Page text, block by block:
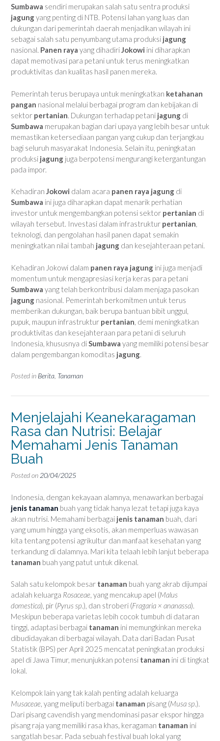
Sumbawa sendiri merupakan salah satu sentra produksi
jagungyang penting di NTB. Potensi lahan yang luas dan
dukungan dari pemerintah daerah menjadikan wilayah ini
sebagai salah satu penyumbang utama produksi jagung
nasional. Panen raya yang dihadiriJokowi ini diharapkan
dapat memotivasi para petani untuk terus meningkatkan
produktivitas dan kualitas hasil panen mereka.
Pemerintah terus berupaya untuk meningkatkan ketahanan
pangan nasional melalui berbagai program dan kebijakan di
sektor pertanian. Dukungan terhadap petani jagung di
Sumbawa merupakan bagian dari upaya yang lebih besar untuk
memastikan ketersediaan pangan yang cukup dan terjangkau
bagi seluruh masyarakat Indonesia. Selain itu, peningkatan
produksi jagung juga berpotensi mengurangi ketergantungan
pada impor.
Kehadiran Jokowi dalam acara panen raya jagung di
Sumbawa ini juga diharapkan dapat menarik perhatian
investor untuk mengembangkan potensi sektor pertanian di
wilayah tersebut. Investasi dalam infrastruktur pertanian,
teknologi, dan pengolahan hasil panen dapat semakin
meningkatkan nilai tambah jagung dan kesejahteraan petani.
Kehadiran Jokowi dalam panen raya jagung ini juga menjadi
momentum untuk mengapresiasi kerja keras para petani
Sumbawa yang telah berkontribusi dalam menjaga pasokan
jagung nasional. Pemerintah berkomitmen untuk terus
memberikan dukungan, baik berupa bantuan bibit unggul,
pupuk, maupun infrastruktur pertanian, demi meningkatkan
produktivitas dan kesejahteraan para petani di seluruh
Indonesia, khususnya diSumbawa yang memiliki potensi besar
dalam pengembangan komoditas jagung.
Posted in Berita Tanaman
Menjelajahi Keanekaragaman
Rasa dan Nutrisi: Belajar
Memahami Jenis Tanaman
Buah
Posted on 20/04/2025
Indonesia, dengan kekayaan alamnya, menawarkan berbagai
jenis tanaman buah yang tidak hanya lezat tetapi juga kaya
akan nutrisi. Memahami berbagai jenis tanaman buah, dari
yang umum hingga yang eksotis, akan memperluas wawasan
kita tentang potensi agrikultur dan manfaat kesehatan yang
terkandung di dalamnya. Mari kita telaah lebih lanjut beberapa
tanaman buah yang patut untuk dikenal.
Salah satu kelompok besar tanaman buah yang akrab dijumpai
adalah keluarga Rosaceae, yang mencakup apel (Malus
domestica), pir (Pyrus sp.), dan stroberi (Fragaria × ananassa).
Meskipun beberapa varietas lebih cocok tumbuh di dataran
tinggi, adaptasi berbagai tanaman ini memungkinkan mereka
dibudidayakan di berbagai wilayah. Data dari Badan Pusat
Statistik (BPS) per April 2025 mencatat peningkatan produksi
apel di Jawa Timur, menunjukkan potensi tanaman ini di tingkat
lokal.
Kelompok lain yang tak kalah penting adalah keluarga
Musaceae, yang meliputi berbagai tanaman pisang (Musa sp.).
Dari pisang cavendish yang mendominasi pasar ekspor hingga
pisang raja yang memiliki rasa khas, keragaman tanaman ini
sangatlah besar. Pada sebuah festival buah lokal yang